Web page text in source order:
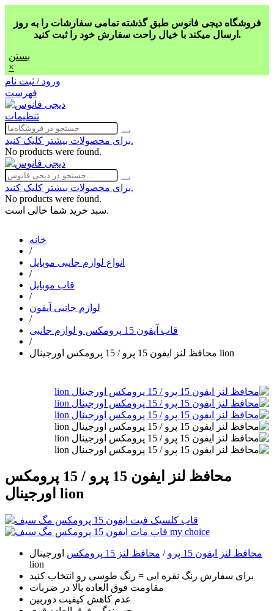
فروشگاه دیجی فانوس طبق گذشته تمامی سفارشات را به روز
ارسال میکند با خیال راحت سفارش خود را ثبت کنید.
بستن
×
ورود / ثبت نام
فهرست
تنظیمات
برای محصولات بیشتر کلیک کنید.
No products were found.
برای محصولات بیشتر کلیک کنید.
No products were found.
سبد خرید شما خالی است.
خانه
/
انواع لوازم جانبی موبایل
/
قاب موبایل
/
لوازم جانبی آیفون
/
قاب آیفون 15 پرومکس و لوازم جانبی
/
محافظ لنز ایفون 15 پرو / 15 پرومکس اورجینال lion
محافظ لنز ایفون 15 پرو / 15 پرومکس
اورجینال lion
محافظ لنز ایفون 15 پرو / محافظ لنز 15 پرومکس
اورجینال
lion
برای سفارش رنگ نقره ایی = رنگ طوسی رو انتخاب کنید
مقاومت فوق العاده بالا در ضربات
عدم کاهش کیفیت دوربین